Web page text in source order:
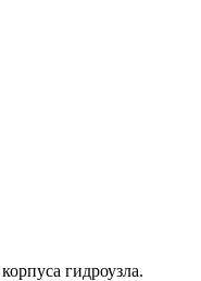
гидроузла.